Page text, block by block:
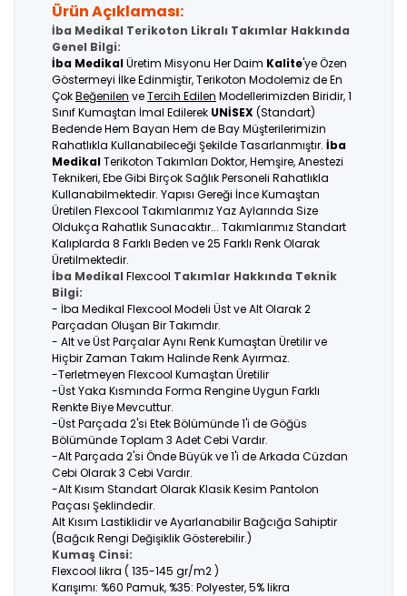
Ürün Açıklaması:
İba Medikal Terikoton Likralı Takımlar Hakkında
Genel Bilgi:
İba MedikalÜretim Misyonu Her Daim Kalite'ye Özen
Göstermeyi İlke Edinmiştir, Terikoton Modolemiz de En
ÇokBeğenilen veTercih Edilen Modellerimizden Biridir, 1
Sınıf Kumaştan İmal Edilerek UNİSEX (Standart)
Bedende Hem Bayan Hem de Bay Müşterilerimizin
Rahatlıkla Kullanabileceği Şekilde Tasarlanmıştır. İba
MedikalTerikoton Takımları Doktor, Hemşire, Anestezi
Teknikeri, Ebe Gibi Birçok Sağlık Personeli Rahatlıkla
Kullanabilmektedir. Yapısı Gereği İnce Kumaştan
Üretilen Flexcool Takımlarımız Yaz Aylarında Size
Oldukça Rahatlık Sunacaktır... Takımlarımız Standart
Kalıplarda 8 Farklı Beden ve 25 Farklı Renk Olarak
Üretilmektedir.
İba Medikal Flexcool Takımlar Hakkında Teknik
Bilgi:
- İba Medikal Flexcool Modeli Üst ve Alt Olarak 2
Parçadan Oluşan Bir Takımdır.
- Alt ve Üst Parçalar Aynı Renk Kumaştan Üretilir ve
Hiçbir Zaman Takım Halinde Renk Ayırmaz.
-Terletmeyen Flexcool Kumaştan Üretilir
-Üst Yaka Kısmında Forma Rengine Uygun Farklı
Renkte Biye Mevcuttur.
-Üst Parçada 2'si Etek Bölümünde 1'i de Göğüs
Bölümünde Toplam 3 Adet Cebi Vardır.
-Alt Parçada 2'si Önde Büyük ve 1'i de Arkada Cüzdan
Cebi Olarak 3 Cebi Vardır.
-Alt Kısım Standart Olarak Klasik Kesim Pantolon
Paçası Şeklindedir.
Alt Kısım Lastiklidir ve Ayarlanabilir Bağcığa Sahiptir
(Bağcık Rengi Değişiklik Gösterebilir.)
Kumaş Cinsi:
Flexcool likra ( 135-145 gr/m2 )
Karışımı: %60 Pamuk, %35: Polyester, 5% likra